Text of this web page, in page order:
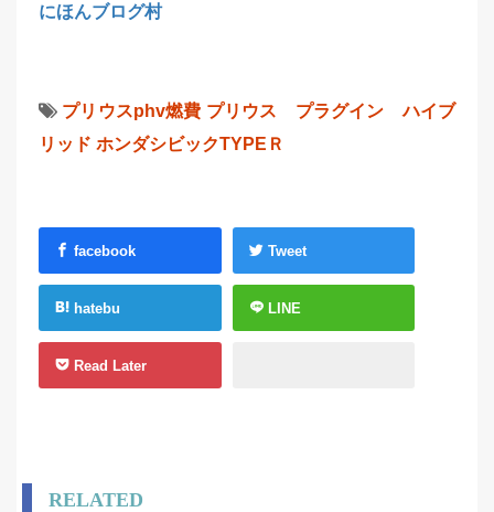
にほんブログ村
プリウスphv燃費 プリウス プラグイン ハイブ
リッド ホンダシビックTYPEＲ
facebook Tweet
hatebu LINE
Read Later
RELATED